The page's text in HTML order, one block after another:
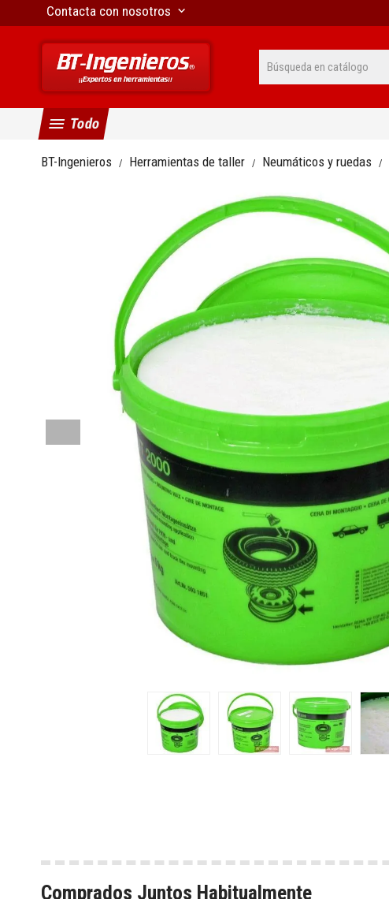
Contacta con nosotros keyboard_arrow_down
menu Todo
BT-Ingenieros Herramientas de taller Neumáticos y ruedas
Comprados Juntos Habitualmente